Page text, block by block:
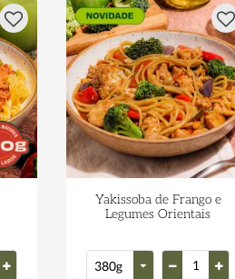
Yakissoba de Frango e
Legumes Orientais